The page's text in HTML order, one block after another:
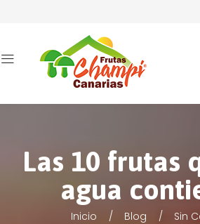
Las 10 frutas
agua
Inicio Blog
Sin